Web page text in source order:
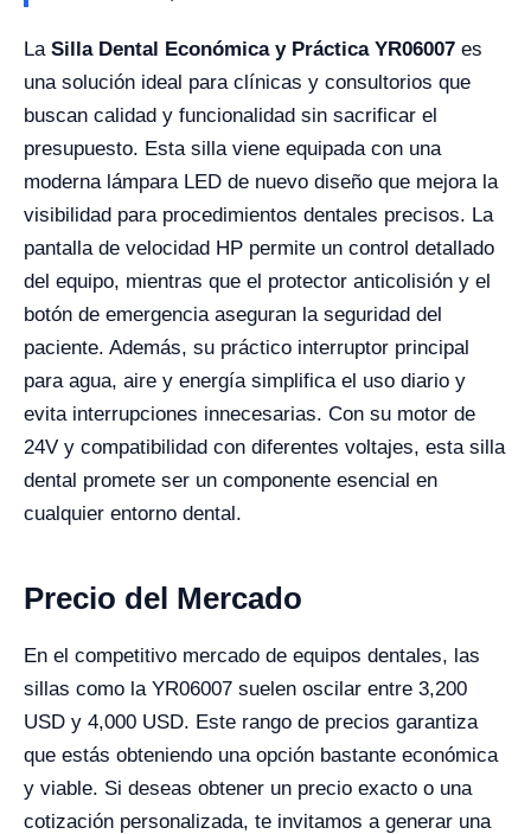
La Silla Dental Económica y Práctica YR06007 es
una solución ideal para clínicas y consultorios que
buscan calidad y funcionalidad sin sacrificar el
presupuesto. Esta silla viene equipada con una
moderna lámpara LED de nuevo diseño que mejora la
visibilidad para procedimientos dentales precisos. La
pantalla de velocidad HP permite un control detallado
del equipo, mientras que el protector anticolisión y el
botón de emergencia aseguran la seguridad del
paciente. Además, su práctico interruptor principal
para agua, aire y energía simplifica el uso diario y
evita interrupciones innecesarias. Con su motor de
24V y compatibilidad con diferentes voltajes, esta silla
dental promete ser un componente esencial en
cualquier entorno dental.
Precio del Mercado
En el competitivo mercado de equipos dentales, las
sillas como la YR06007 suelen oscilar entre 3,200
USD y 4,000 USD. Este rango de precios garantiza
que estás obteniendo una opción bastante económica
y viable. Si deseas obtener un precio exacto o una
cotización personalizada, te invitamos a generar una